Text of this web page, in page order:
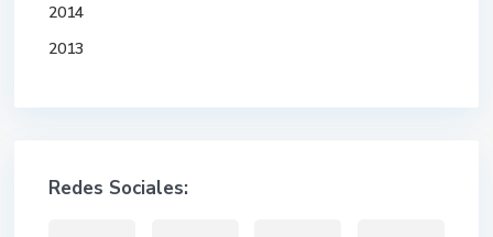
2014
2013
Redes Sociales: